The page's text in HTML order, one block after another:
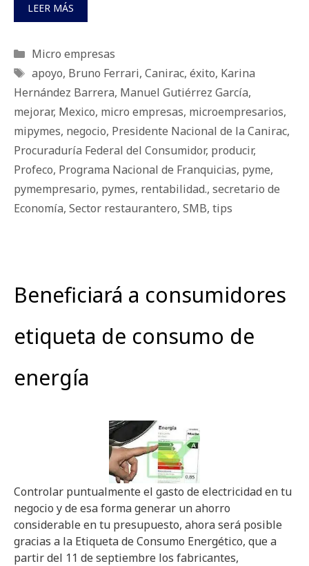
LEER MÁS
Categorías
Micro empresas
Etiquetas
apoyo, Bruno Ferrari, Canirac, éxito, Karina
Hernández Barrera, Manuel Gutiérrez García,
mejorar, Mexico, micro empresas, microempresarios,
mipymes, negocio, Presidente Nacional de la Canirac,
Procuraduría Federal del Consumidor, producir,
Profeco, Programa Nacional de Franquicias, pyme,
pymempresario, pymes, rentabilidad., secretario de
Economía, Sector restaurantero, SMB, tips
Beneficiará a consumidores
etiqueta de consumo de
energía
Controlar puntualmente el gasto de electricidad en tu
negocio y de esa forma generar un ahorro
considerable en tu presupuesto, ahora será posible
gracias a la Etiqueta de Consumo Energético, que a
partir del 11 de septiembre los fabricantes,